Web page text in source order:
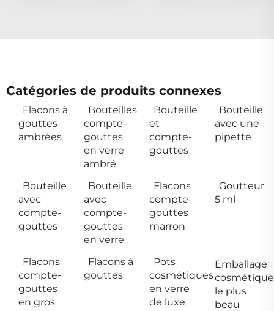
Catégories de produits connexes
Flacons à
gouttes
ambrées
Bouteilles
compte-
gouttes
en verre
ambré
Bouteille
et
compte-
gouttes
Bouteille
avec une
pipette
Bouteille
avec
compte-
gouttes
Bouteille
avec
compte-
gouttes
en verre
Flacons
compte-
gouttes
marron
Goutteur
5 ml
Flacons
compte-
gouttes
en gros
Flacons à
gouttes
Pots
cosmétiques
en verre
de luxe
Emballage
cosmétique
le plus
beau